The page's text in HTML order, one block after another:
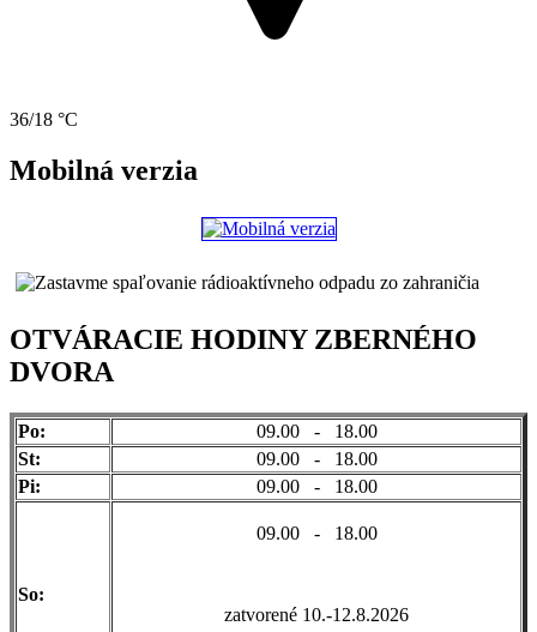
36/18 °C
Mobilná verzia
OTVÁRACIE HODINY ZBERNÉHO
DVORA
Po:
09.00 - 18.00
St:
09.00 - 18.00
Pi:
09.00 - 18.00
So:
09.00 - 18.00
zatvorené 10.-12.8.2026